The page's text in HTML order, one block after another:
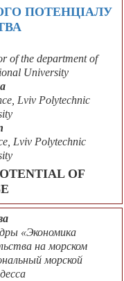
ПОТЕНЦІАЛУ
of the department of
University
Lviv Polytechnic
Lviv Polytechnic
OF
«Экономика
на морском
морской